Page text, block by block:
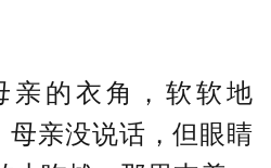
的衣角，软软地
母亲没说话，但眼睛